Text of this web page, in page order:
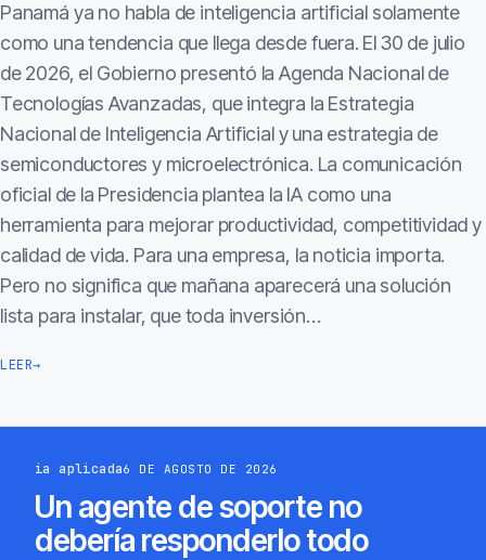
Panamá ya no habla de inteligencia artificial solamente
como una tendencia que llega desde fuera. El 30 de julio
de 2026, el Gobierno presentó la Agenda Nacional de
Tecnologías Avanzadas, que integra la Estrategia
Nacional de Inteligencia Artificial y una estrategia de
semiconductores y microelectrónica. La comunicación
oficial de la Presidencia plantea la IA como una
herramienta para mejorar productividad, competitividad y
calidad de vida. Para una empresa, la noticia importa.
Pero no significa que mañana aparecerá una solución
lista para instalar, que toda inversión…
LEER→
ia aplicada6 DE AGOSTO DE 2026
Un agente de soporte no
debería responderlo todo